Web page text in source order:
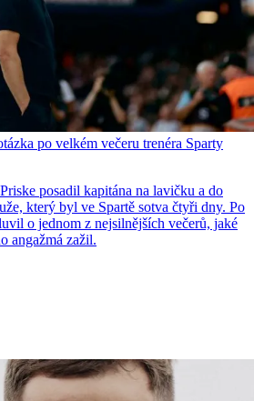
po velkém večeru trenéra Sparty
posadil kapitána na lavičku a do
který byl ve Spartě sotva čtyři dny. Po
o jednom z nejsilnějších večerů, jaké
angažmá zažil.